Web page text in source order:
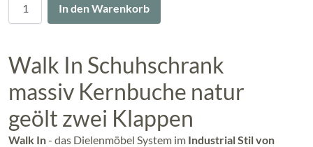
In den Warenkorb
Walk In Schuhschrank
massiv Kernbuche natur
geölt zwei Klappen
Walk In- das Dielenmöbel System im Industrial Stil von